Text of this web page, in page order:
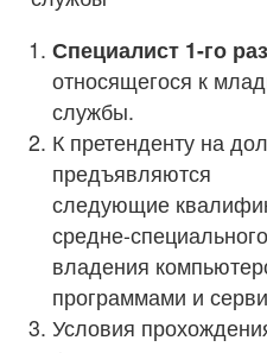
Специалист 1-го
относящегося к
службы.
К претенденту на
предъявляются
следующие
средне-
владения
программами и
Условия